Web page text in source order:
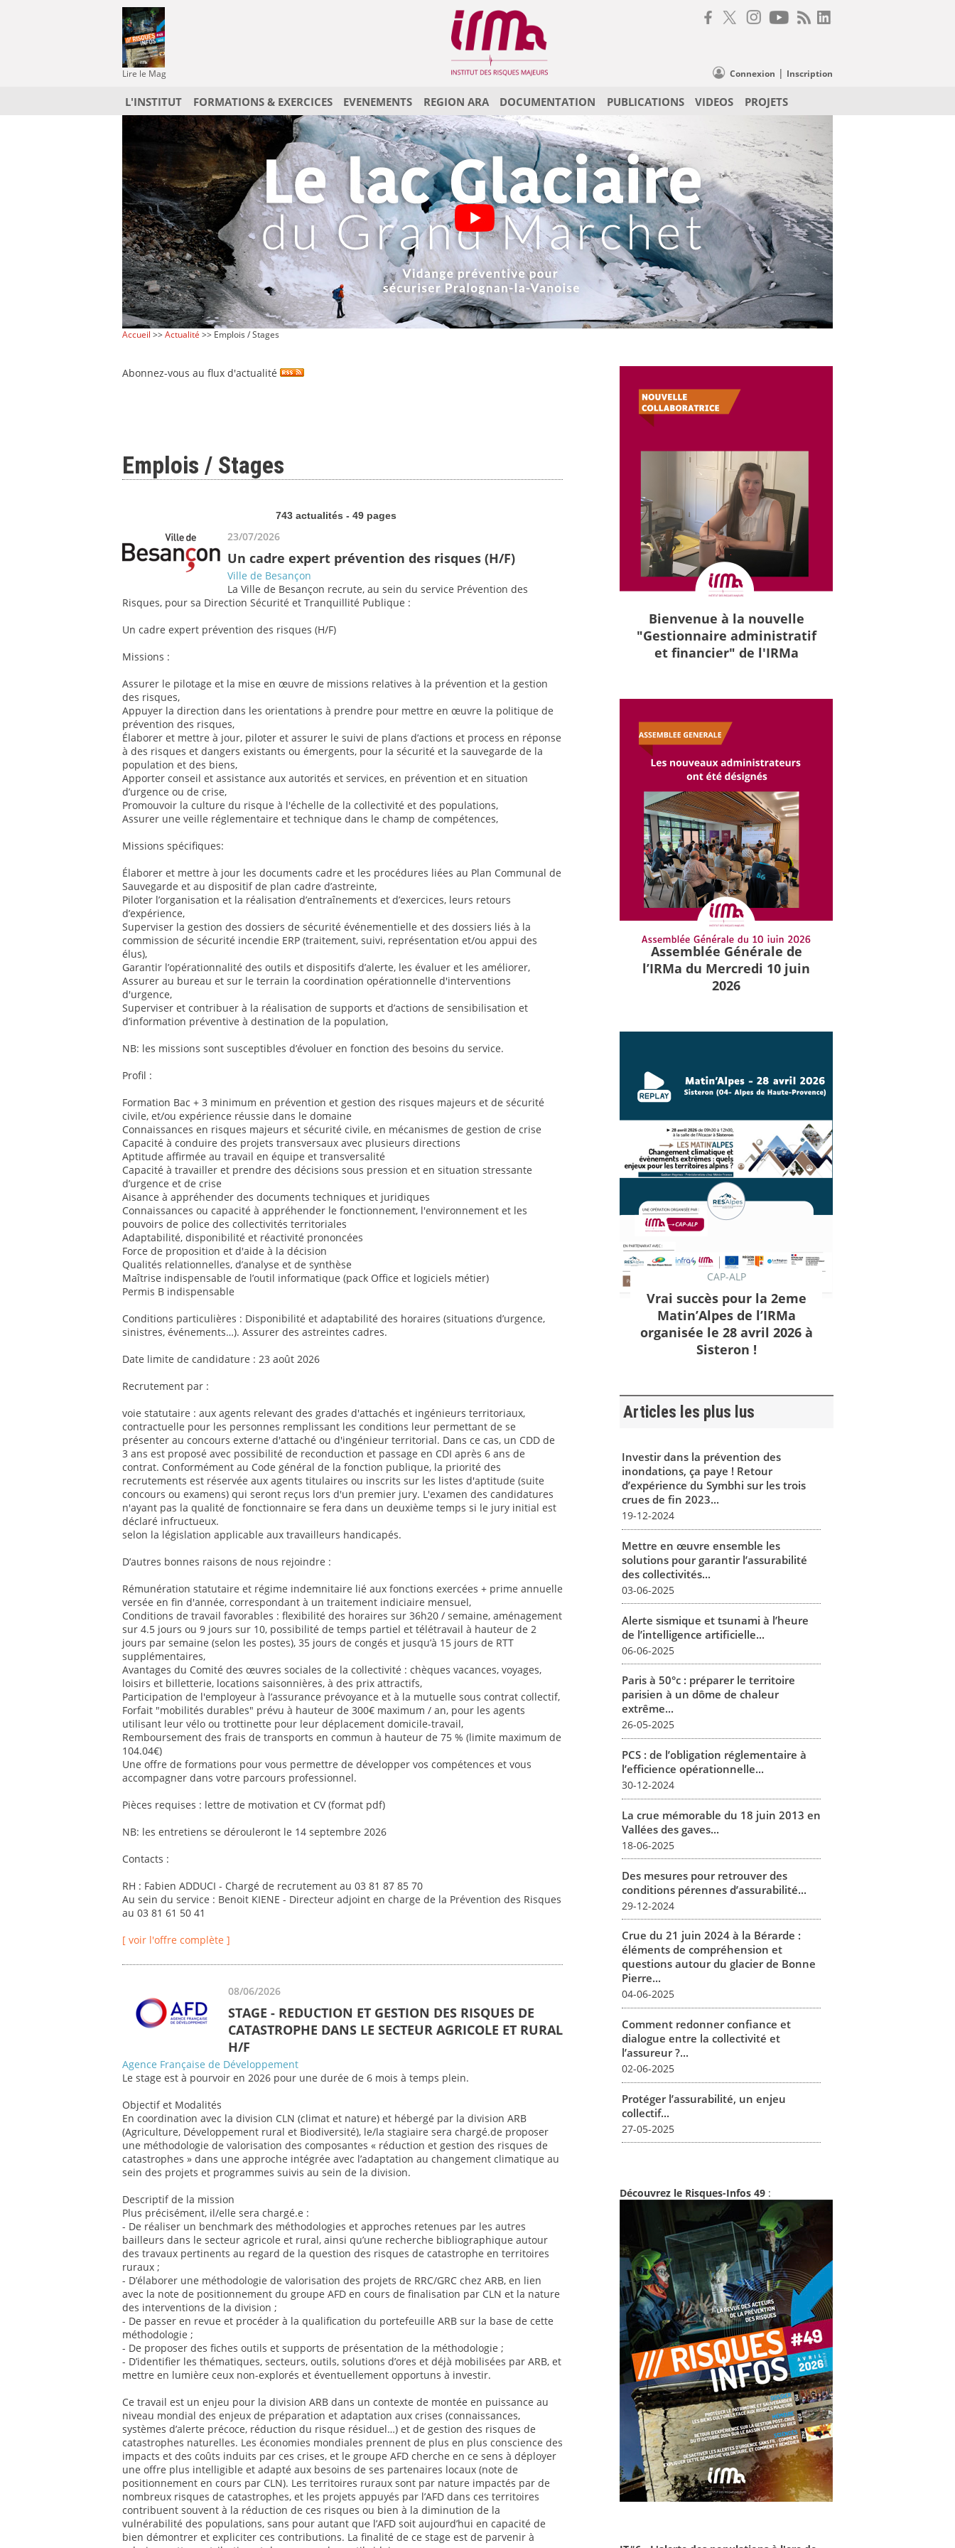
Lire le Mag Connexion | Inscription
L'INSTITUT FORMATIONS & EXERCICES EVENEMENTS REGION ARA DOCUMENTATION PUBLICATIONS VIDEOS PROJETS
Accueil >>Actualité >> Emplois / Stages
Abonnez-vous au flux d'actualité
Emplois / Stages
743 actualités - 49 pages
23/07/2026
Un cadre expert prévention des risques (H/F)
Ville de Besançon
La Ville de Besançon recrute, au sein du service Prévention des
Risques, pour sa Direction Sécurité et Tranquillité Publique :
Un cadre expert prévention des risques (H/F)
Missions :
Assurer le pilotage et la mise en œuvre de missions relatives à la prévention et la gestion
des risques,
Appuyer la direction dans les orientations à prendre pour mettre en œuvre la politique de
prévention des risques,
Élaborer et mettre à jour, piloter et assurer le suivi de plans d’actions et process en réponse
à des risques et dangers existants ou émergents, pour la sécurité et la sauvegarde de la
population et des biens,
Apporter conseil et assistance aux autorités et services, en prévention et en situation
d’urgence ou de crise,
Promouvoir la culture du risque à l'échelle de la collectivité et des populations,
Assurer une veille réglementaire et technique dans le champ de compétences,
Missions spécifiques:
Élaborer et mettre à jour les documents cadre et les procédures liées au Plan Communal de
Sauvegarde et au dispositif de plan cadre d’astreinte,
Piloter l’organisation et la réalisation d’entraînements et d’exercices, leurs retours
d’expérience,
Superviser la gestion des dossiers de sécurité événementielle et des dossiers liés à la
commission de sécurité incendie ERP (traitement, suivi, représentation et/ou appui des
élus),
Garantir l’opérationnalité des outils et dispositifs d’alerte, les évaluer et les améliorer,
Assurer au bureau et sur le terrain la coordination opérationnelle d'interventions
d'urgence,
Superviser et contribuer à la réalisation de supports et d’actions de sensibilisation et
d’information préventive à destination de la population,
NB: les missions sont susceptibles d’évoluer en fonction des besoins du service.
Profil :
Formation Bac + 3 minimum en prévention et gestion des risques majeurs et de sécurité
civile, et/ou expérience réussie dans le domaine
Connaissances en risques majeurs et sécurité civile, en mécanismes de gestion de crise
Capacité à conduire des projets transversaux avec plusieurs directions
Aptitude affirmée au travail en équipe et transversalité
Capacité à travailler et prendre des décisions sous pression et en situation stressante
d’urgence et de crise
Aisance à appréhender des documents techniques et juridiques
Connaissances ou capacité à appréhender le fonctionnement, l'environnement et les
pouvoirs de police des collectivités territoriales
Adaptabilité, disponibilité et réactivité prononcées
Force de proposition et d'aide à la décision
Qualités relationnelles, d’analyse et de synthèse
Maîtrise indispensable de l’outil informatique (pack Office et logiciels métier)
Permis B indispensable
Conditions particulières : Disponibilité et adaptabilité des horaires (situations d’urgence,
sinistres, événements…). Assurer des astreintes cadres.
Date limite de candidature : 23 août 2026
Recrutement par :
voie statutaire : aux agents relevant des grades d'attachés et ingénieurs territoriaux,
contractuelle pour les personnes remplissant les conditions leur permettant de se
présenter au concours externe d'attaché ou d'ingénieur territorial. Dans ce cas, un CDD de
3 ans est proposé avec possibilité de reconduction et passage en CDI après 6 ans de
contrat. Conformément au Code général de la fonction publique, la priorité des
recrutements est réservée aux agents titulaires ou inscrits sur les listes d'aptitude (suite
concours ou examens) qui seront reçus lors d'un premier jury. L'examen des candidatures
n'ayant pas la qualité de fonctionnaire se fera dans un deuxième temps si le jury initial est
déclaré infructueux.
selon la législation applicable aux travailleurs handicapés.
D’autres bonnes raisons de nous rejoindre :
Rémunération statutaire et régime indemnitaire lié aux fonctions exercées + prime annuelle
versée en fin d'année, correspondant à un traitement indiciaire mensuel,
Conditions de travail favorables : flexibilité des horaires sur 36h20 / semaine, aménagement
sur 4.5 jours ou 9 jours sur 10, possibilité de temps partiel et télétravail à hauteur de 2
jours par semaine (selon les postes), 35 jours de congés et jusqu’à 15 jours de RTT
supplémentaires,
Avantages du Comité des œuvres sociales de la collectivité : chèques vacances, voyages,
loisirs et billetterie, locations saisonnières, à des prix attractifs,
Participation de l'employeur à l’assurance prévoyance et à la mutuelle sous contrat collectif,
Forfait "mobilités durables" prévu à hauteur de 300€ maximum / an, pour les agents
utilisant leur vélo ou trottinette pour leur déplacement domicile-travail,
Remboursement des frais de transports en commun à hauteur de 75 % (limite maximum de
104.04€)
Une offre de formations pour vous permettre de développer vos compétences et vous
accompagner dans votre parcours professionnel.
Pièces requises : lettre de motivation et CV (format pdf)
NB: les entretiens se dérouleront le 14 septembre 2026
Contacts :
RH : Fabien ADDUCI - Chargé de recrutement au 03 81 87 85 70
Au sein du service : Benoit KIENE - Directeur adjoint en charge de la Prévention des Risques
au 03 81 61 50 41
[ voir l'offre complète ]
08/06/2026
STAGE - REDUCTION ET GESTION DES RISQUES DE
CATASTROPHE DANS LE SECTEUR AGRICOLE ET RURAL
H/F
Agence Française de Développement
Le stage est à pourvoir en 2026 pour une durée de 6 mois à temps plein.
Objectif et Modalités
En coordination avec la division CLN (climat et nature) et hébergé par la division ARB
(Agriculture, Développement rural et Biodiversité), le/la stagiaire sera chargé.de proposer
une méthodologie de valorisation des composantes « réduction et gestion des risques de
catastrophes » dans une approche intégrée avec l’adaptation au changement climatique au
sein des projets et programmes suivis au sein de la division.
Descriptif de la mission
Plus précisément, il/elle sera chargé.e :
- De réaliser un benchmark des méthodologies et approches retenues par les autres
bailleurs dans le secteur agricole et rural, ainsi qu’une recherche bibliographique autour
des travaux pertinents au regard de la question des risques de catastrophe en territoires
ruraux ;
- D’élaborer une méthodologie de valorisation des projets de RRC/GRC chez ARB, en lien
avec la note de positionnement du groupe AFD en cours de finalisation par CLN et la nature
des interventions de la division ;
- De passer en revue et procéder à la qualification du portefeuille ARB sur la base de cette
méthodologie ;
- De proposer des fiches outils et supports de présentation de la méthodologie ;
- D’identifier les thématiques, secteurs, outils, solutions d’ores et déjà mobilisées par ARB, et
mettre en lumière ceux non-explorés et éventuellement opportuns à investir.
Ce travail est un enjeu pour la division ARB dans un contexte de montée en puissance au
niveau mondial des enjeux de préparation et adaptation aux crises (connaissances,
systèmes d’alerte précoce, réduction du risque résiduel…) et de gestion des risques de
catastrophes naturelles. Les économies mondiales prennent de plus en plus conscience des
impacts et des coûts induits par ces crises, et le groupe AFD cherche en ce sens à déployer
une offre plus intelligible et adapté aux besoins de ses partenaires locaux (note de
positionnement en cours par CLN). Les territoires ruraux sont par nature impactés par de
nombreux risques de catastrophes, et les projets appuyés par l’AFD dans ces territoires
contribuent souvent à la réduction de ces risques ou bien à la diminution de la
vulnérabilité des populations, sans pour autant que l’AFD soit aujourd’hui en capacité de
bien démontrer et expliciter ces contributions. La finalité de ce stage est de parvenir à
Bienvenue à la nouvelle
"Gestionnaire administratif
et financier" de l'IRMa
Assemblée Générale de
l’IRMa du Mercredi 10 juin
2026
CAP-ALP
Vrai succès pour la 2eme
Matin’Alpes de l’IRMa
organisée le 28 avril 2026 à
Sisteron !
Articles les plus lus
Investir dans la prévention des
inondations, ça paye ! Retour
d’expérience du Symbhi sur les trois
crues de fin 2023...
19-12-2024
Mettre en œuvre ensemble les
solutions pour garantir l’assurabilité
des collectivités...
03-06-2025
Alerte sismique et tsunami à l’heure
de l’intelligence artificielle...
06-06-2025
Paris à 50°c : préparer le territoire
parisien à un dôme de chaleur
extrême...
26-05-2025
PCS : de l’obligation réglementaire à
l’efficience opérationnelle...
30-12-2024
La crue mémorable du 18 juin 2013 en
Vallées des gaves...
18-06-2025
Des mesures pour retrouver des
conditions pérennes d’assurabilité...
29-12-2024
Crue du 21 juin 2024 à la Bérarde :
éléments de compréhension et
questions autour du glacier de Bonne
Pierre...
04-06-2025
Comment redonner confiance et
dialogue entre la collectivité et
l’assureur ?...
02-06-2025
Protéger l’assurabilité, un enjeu
collectif...
27-05-2025
Découvrez le Risques-Infos 49 :